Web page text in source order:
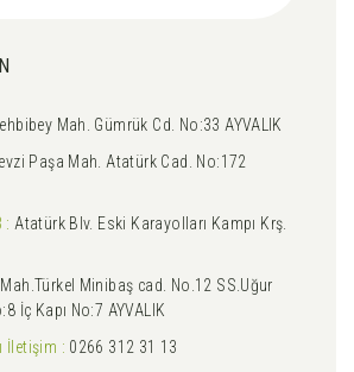
Mah. Gümrük Cd. No:33 AYVALIK
Paşa Mah. Atatürk Cad. No:172
: Atatürk Blv. Eski Karayolları Kampı Krş.
Minibaş cad. No.12 SS.Uğur
İç Kapı No:7 AYVALIK
İletişim : 0266 312 31 13